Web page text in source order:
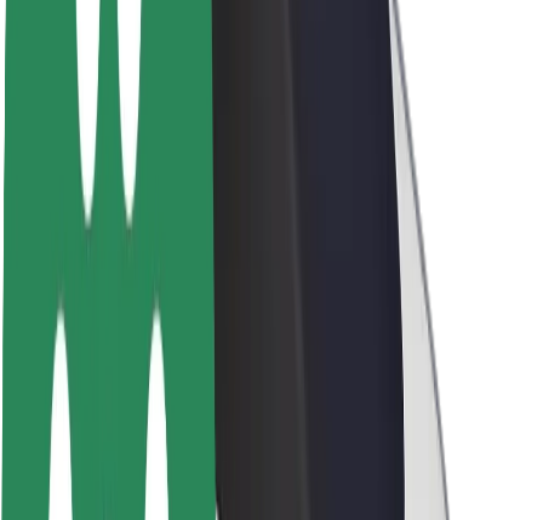
นโยบายด้านความยั่งยืนของ Bolt
Project Zero
บล็อก
ห้องข่าว
แนวทางการสร้างแบรนด์
นักลงทุนสัมพันธ์
ทีมผู้นำ
แบรนด์